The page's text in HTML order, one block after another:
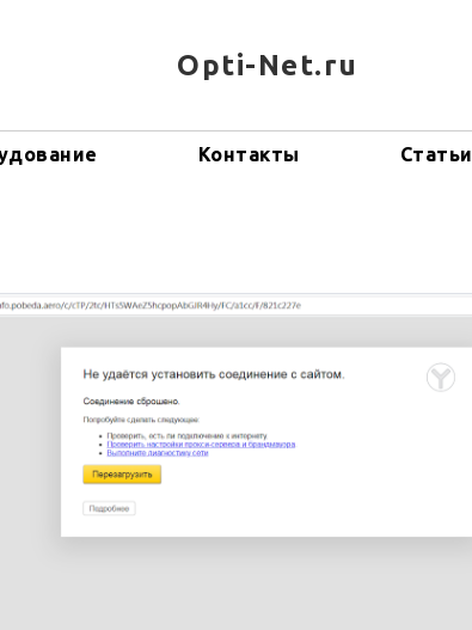
Opti-Net.ru
Контакты Статьи